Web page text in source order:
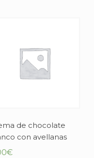
de chocolate
con avellanas
€